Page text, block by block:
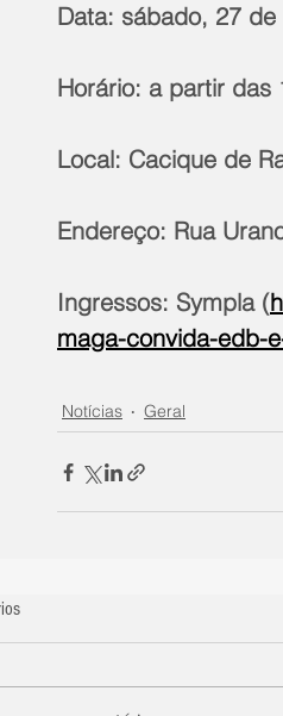
Data: sábado, 27
Horário: a partir das
Local: Cacique de
Endereço: Rua
Ingressos: Sympla (
maga-convida-edb-
Notícias Geral